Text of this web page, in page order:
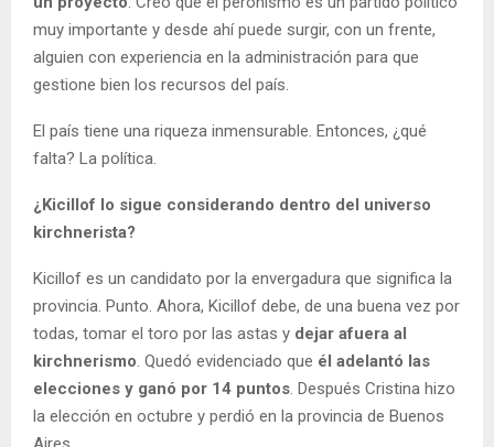
muy importante y desde ahí puede surgir, con un frente,
alguien con experiencia en la administración para que
gestione bien los recursos del país.
El país tiene una riqueza inmensurable. Entonces, ¿qué
falta? La política.
¿Kicillof lo sigue considerando dentro del universo
kirchnerista?
Kicillof es un candidato por la envergadura que significa la
provincia. Punto. Ahora, Kicillof debe, de una buena vez por
todas, tomar el toro por las astas y dejar afuera al
kirchnerismo. Quedó evidenciado que él adelantó las
elecciones y ganó por 14 puntos. Después Cristina hizo
la elección en octubre y perdió en la provincia de Buenos